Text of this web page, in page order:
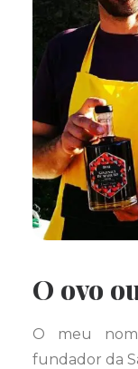
O ovo
O meu
fundador da